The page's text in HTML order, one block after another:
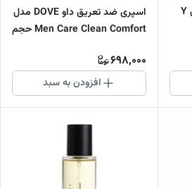
ادوپرفیوم مردانه بایراک مدل Y
اسپری ضد تعریق داو DOVE مدل
Men Care Clean Comfort حجم
698,000
افزودن به سبد